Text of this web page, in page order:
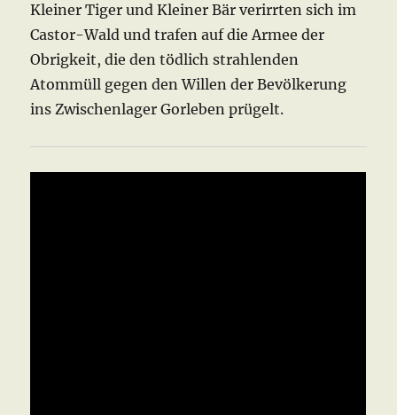
Kleiner Tiger und Kleiner Bär verirrten sich im
Castor-Wald und trafen auf die Armee der
Obrigkeit, die den tödlich strahlenden
Atommüll gegen den Willen der Bevölkerung
ins Zwischenlager Gorleben prügelt.